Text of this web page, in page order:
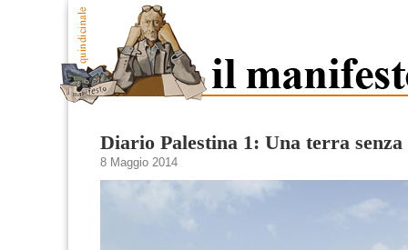
Diario Palestina 1: Una terra
8 Maggio 2014